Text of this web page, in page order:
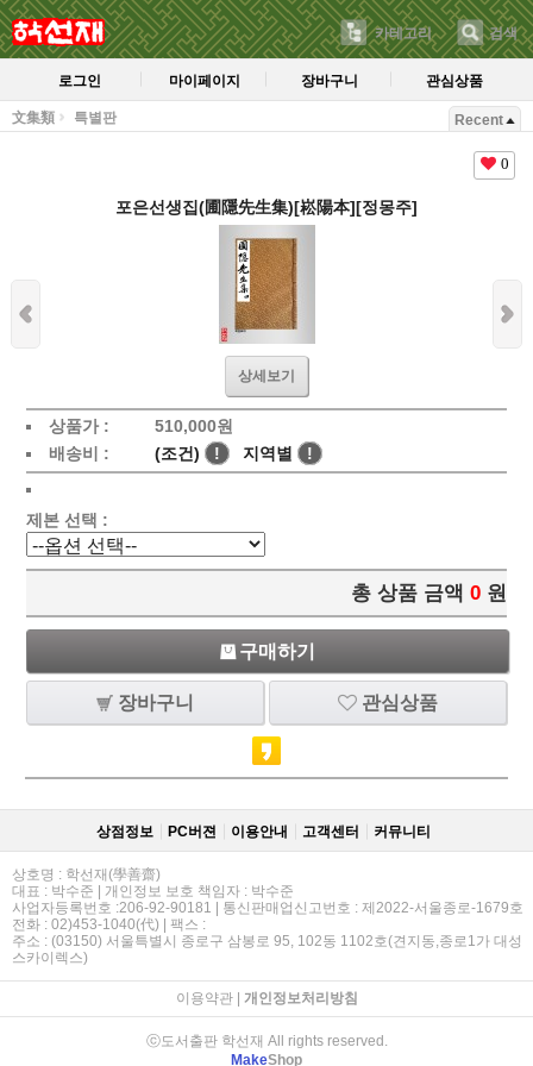
카테고리 검색
로그인 마이페이지 장바구니 관심상품
文集類 특별판 Recent
0
포은선생집(圃隱先生集)[崧陽本][정몽주]
상세보기
상품가 : 510,000원
배송비 :
(조건) ! 지역별 !
제본 선택 :
총 상품 금액 0 원
구매하기
장바구니 관심상품
상점정보 PC버젼 이용안내 고객센터 커뮤니티
상호명 : 학선재(學善齋)
대표 : 박수준 | 개인정보 보호 책임자 : 박수준
사업자등록번호 :206-92-90181 | 통신판매업신고번호 : 제2022-서울종로-1679호
전화 : 02)453-1040(代) | 팩스 :
주소 : (03150) 서울특별시 종로구 삼봉로 95, 102동 1102호(견지동,종로1가 대성
스카이렉스)
이용약관| 개인정보처리방침
ⓒ도서출판 학선재 All rights reserved.
MakeShop